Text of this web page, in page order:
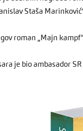
Staša
roman „Majn
je bio ambasador